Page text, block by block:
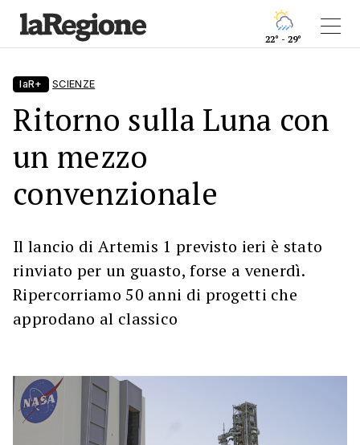
22° - 29°
laR+ SCIENZE
Ritorno sulla Luna con
un mezzo
convenzionale
Il lancio di Artemis 1 previsto ieri è stato
rinviato per un guasto, forse a venerdì.
Ripercorriamo 50 anni di progetti che
approdano al classico